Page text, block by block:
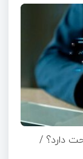
صحت دارد؟ /